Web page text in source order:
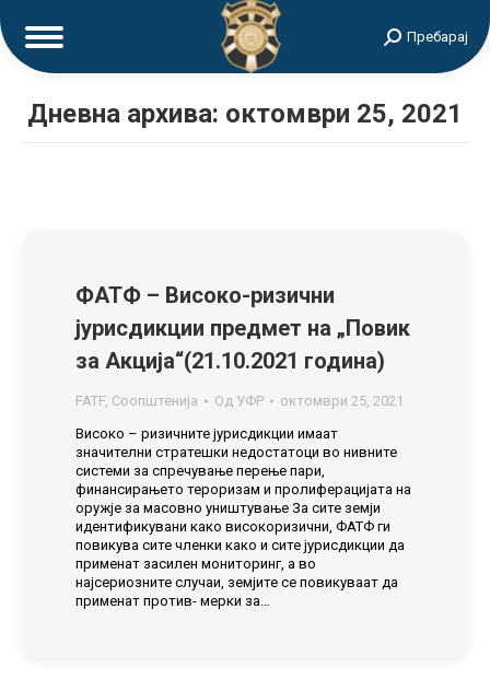
Search:Пребарај
Дневна архива: октомври 25, 2021
ФАТФ – Високо-ризични
јурисдикции предмет на „Повик
за Акција“(21.10.2021 година)
FATF, Соопштенија Од УФР
октомври 25, 2021
Високо – ризичните јурисдикции имаат
значителни стратешки недостатоци во нивните
системи за спречување перење пари,
финансирањетo тероризам и пролиферацијата на
оружје за масовно уништување За сите земји
идентификувани како високоризични, ФАТФ ги
повикува сите членки како и сите јурисдикции да
применат засилен мониторинг, а во
најсериозните случаи, земјите се повикуваат да
применат против- мерки за…